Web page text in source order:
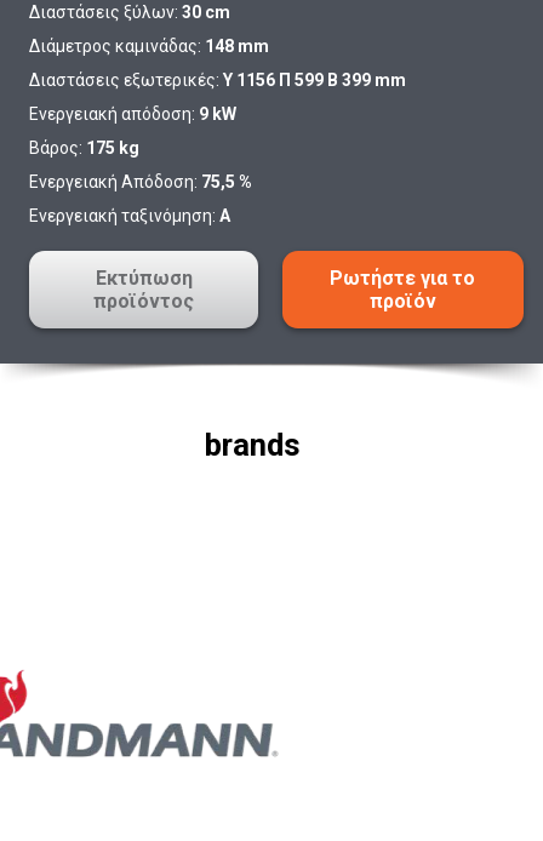
Διαστάσεις ξύλων: 30 cm
Διάμετρος καμινάδας: 148 mm
Διαστάσεις εξωτερικές: Υ 1156 Π 599 Β 399 mm
Ενεργειακή απόδοση: 9 kW
Βάρος: 175 kg
Ενεργειακή Απόδοση: 75,5 %
Ενεργειακή ταξινόμηση: A
Εκτύπωση
προϊόντος
Ρωτήστε για το
προϊόν
brands